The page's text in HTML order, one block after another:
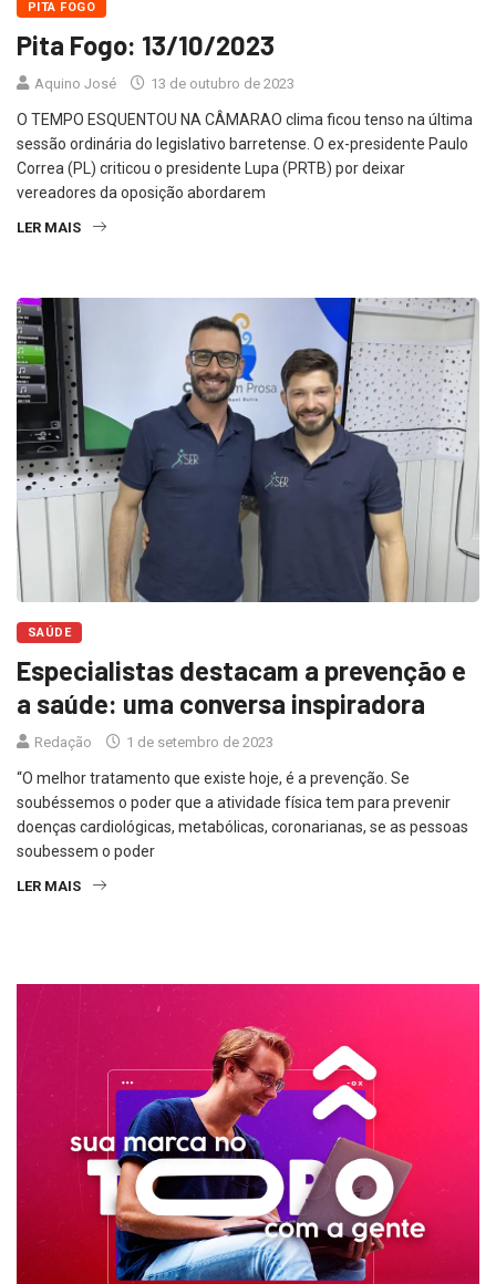
PITA FOGO
Pita Fogo: 13/10/2023
Aquino José 13 de outubro de 2023
O TEMPO ESQUENTOU NA CÂMARAO clima ficou tenso na última
sessão ordinária do legislativo barretense. O ex-presidente Paulo
Correa (PL) criticou o presidente Lupa (PRTB) por deixar
vereadores da oposição abordarem
LER MAIS
SAÚDE
Especialistas destacam a prevenção e
a saúde: uma conversa inspiradora
Redação 1 de setembro de 2023
“O melhor tratamento que existe hoje, é a prevenção. Se
soubéssemos o poder que a atividade física tem para prevenir
doenças cardiológicas, metabólicas, coronarianas, se as pessoas
soubessem o poder
LER MAIS